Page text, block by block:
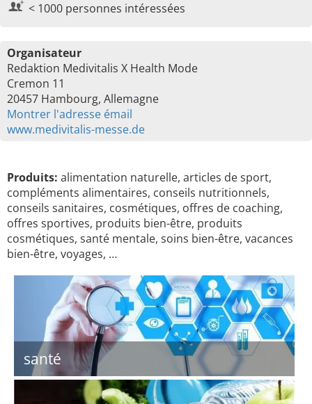
< 1000 personnes intéressées
Organisateur
Redaktion Medivitalis X Health Mode
Cremon 11
20457 Hambourg, Allemagne
Montrer l'adresse émail
www.medivitalis-messe.de
Produits: alimentation naturelle, articles de sport,
compléments alimentaires, conseils nutritionnels,
conseils sanitaires, cosmétiques, offres de coaching,
offres sportives, produits bien-être, produits
cosmétiques, santé mentale, soins bien-être, vacances
bien-être, voyages, …
santé